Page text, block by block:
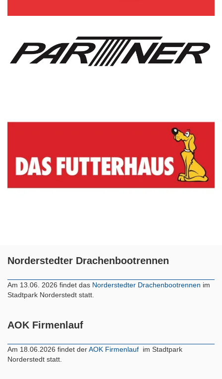
Norderstedter Drachenbootrennen
Am 13.06. 2026 findet das Norderstedter Drachenbootrennen im
Stadtpark Norderstedt statt.
AOK Firmenlauf
Am 18.06.2026 findet derAOK Firmenlauf im Stadtpark
Norderstedt statt.